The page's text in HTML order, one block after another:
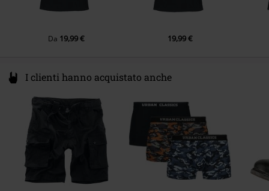
Da 19,99 € 19,99 €
I clienti hanno acquistato anche